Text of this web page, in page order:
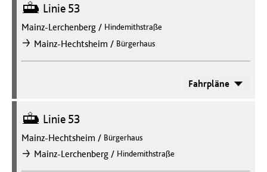
Straßenbahn
Linie 53
Mainz-Lerchenberg / Hindemithstraße
nachMainz-Hechtsheim / Bürgerhaus
Fahrpläne
Straßenbahn
Linie 53
Mainz-Hechtsheim / Bürgerhaus
nachMainz-Lerchenberg / Hindemithstraße